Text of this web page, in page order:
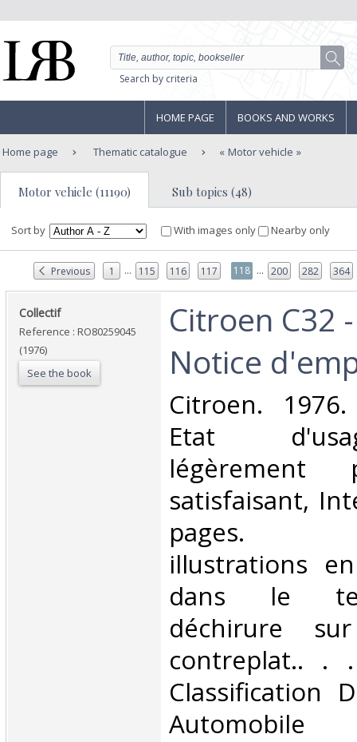
Search by criteria
HOME PAGE BOOKS AND WORKS
Home page Thematic catalogue Motor vehicle
Motor vehicle (11190) Sub topics (48)
Sort by With images only Nearby only
Previous 1 ... 115 116 117 118 ... 200 282 364
‎Collectif‎
Reference : RO80259045
(1976)
See the book
‎Citroen C32
Notice
‎Citroen.
Etat
légèrement
satisfaisant,
pages.
illustrations
dans le
déchirure
contreplat.. .
Classification
Automobile‎